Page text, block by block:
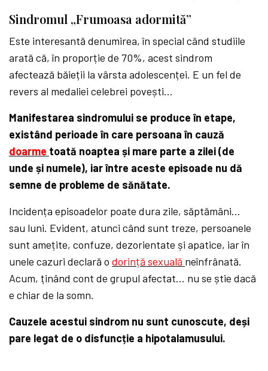
Sindromul „Frumoasa adormită”
Este interesantă denumirea, în special când studiile
arată că, în proporție de 70%, acest sindrom
afectează băieții la vârsta adolescenței. E un fel de
revers al medaliei celebrei povești…
Manifestarea sindromului se produce în etape,
existând perioade în care persoana în cauză
doarme toată noaptea și mare parte a zilei (de
unde și numele), iar între aceste episoade nu dă
semne de probleme de sănătate.
Incidența episoadelor poate dura zile, săptămâni…
sau luni. Evident, atunci când sunt treze, persoanele
sunt amețite, confuze, dezorientate și apatice, iar în
unele cazuri declară odorință sexuală neînfrânată.
Acum, ținând cont de grupul afectat… nu se știe dacă
e chiar de la somn.
Cauzele acestui sindrom nu sunt cunoscute, deși
pare legat de o disfuncție a hipotalamusului.